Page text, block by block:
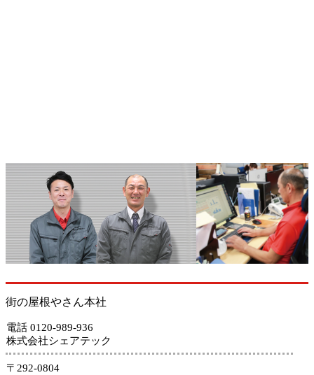
街の屋根やさん本社
電話 0120-989-936
株式会社シェアテック
〒292-0804